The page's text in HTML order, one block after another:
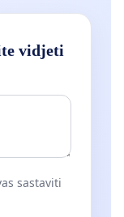
vidjeti
sastaviti